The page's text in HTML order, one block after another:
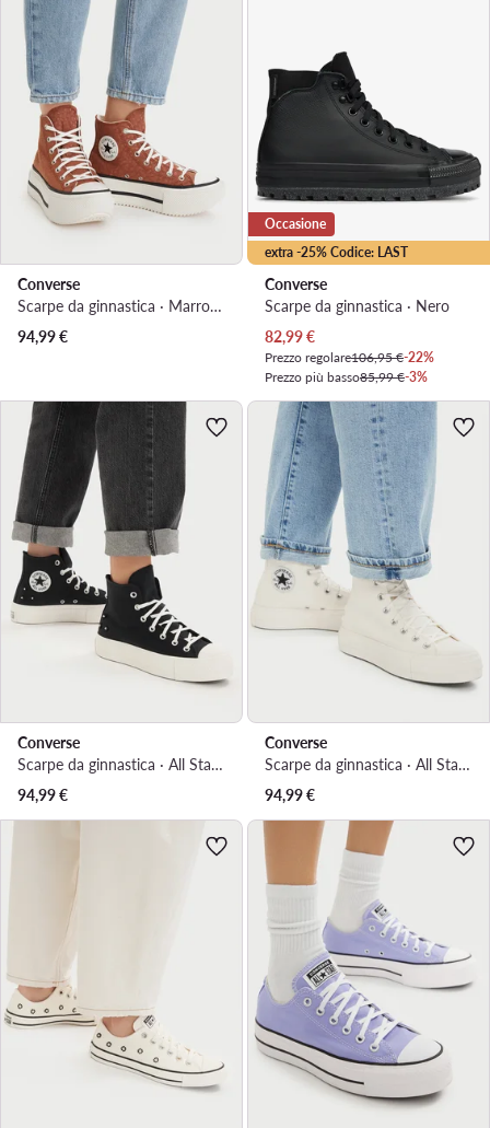
Converse
Scarpe da ginnastica · Marrone
94,99€
extra -25% Codice: LAST
Occasione
Converse
Scarpe da ginnastica · Nero
Prezzo attuale
82,99€
Prezzo regolare106,95 €-22%
Prezzo più basso85,99 €-3%
Converse
Scarpe da ginnastica · All Star · Nero
94,99€
Converse
Scarpe da ginnastica · All Star · Crema
94,99€